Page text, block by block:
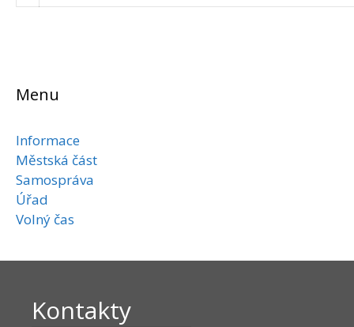
Menu
Informace
Městská část
Samospráva
Úřad
Volný čas
Kontakty